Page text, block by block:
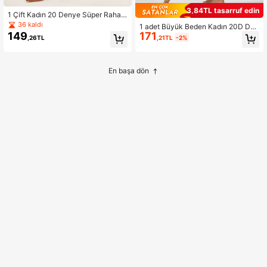
1 Çift Kadın 20 Denye Süper Rahat
Seksi Şeffaf Külotlu Çorap, Günlük
Kullanımda Çekici Kıvrımlar İçin Esn
ek, Yumuşak ve Nefes Alabilir
36 kaldı
149 ,26TL
3,84TL tasarruf edin
1 adet Büyük Beden Kadın 20D Düz
Renk Deve Tüyü Külotlu Çorap
171 ,21TL -2%
En başa dön